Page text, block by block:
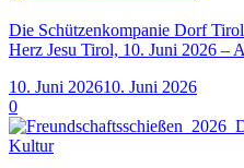
Die Schützenkompanie Dorf
Herz Jesu Tirol, 10. Juni 2026 –
10. Juni 202610. Juni 2026
0
Kultur